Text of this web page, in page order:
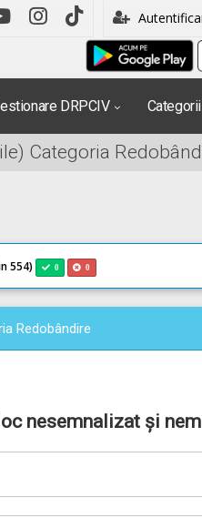
DRPCIV
Categoria
554) 0 0
Redobândire
nesemnalizat și